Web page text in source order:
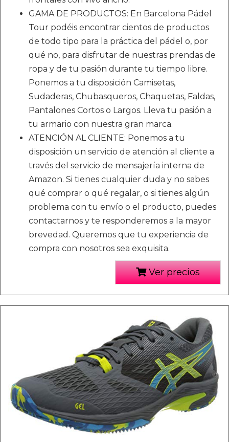
GAMA DE PRODUCTOS: En Barcelona Pádel
Tour podéis encontrar cientos de productos
de todo tipo para la práctica del pádel o, por
qué no, para disfrutar de nuestras prendas de
ropa y de tu pasión durante tu tiempo libre.
Ponemos a tu disposición Camisetas,
Sudaderas, Chubasqueros, Chaquetas, Faldas,
Pantalones Cortos o Largos. Lleva tu pasión a
tu armario con nuestra gran marca.
ATENCIÓN AL CLIENTE: Ponemos a tu
disposición un servicio de atención al cliente a
través del servicio de mensajería interna de
Amazon. Si tienes cualquier duda y no sabes
qué comprar o qué regalar, o si tienes algún
problema con tu envío o el producto, puedes
contactarnos y te responderemos a la mayor
brevedad. Queremos que tu experiencia de
compra con nosotros sea exquisita.
Ver precios